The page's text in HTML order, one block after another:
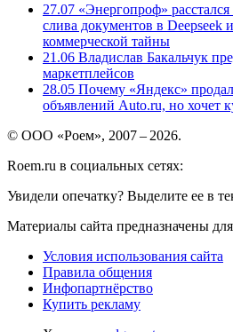
27.07 «Энергопроф»
слива документов в Deepseek
коммерческой тайны
21.06 Владислав Бакальчук
маркетплейсов
28.05 Почему «Яндекс»
объявлений Auto.ru, но хочет
© ООО «Роем», 2007 – 2026.
Roem.ru в социальных сетях:
Увидели опечатку? Выделите ее в
Материалы сайта предназначены
Условия использования сайта
Правила общения
Инфопартнёрство
Купить рекламу